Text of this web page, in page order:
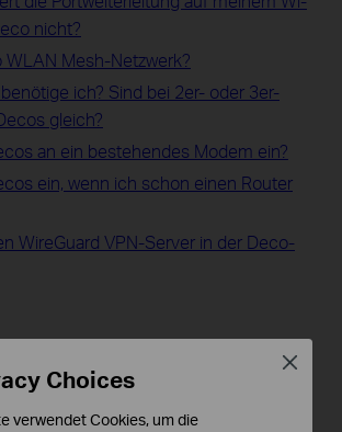
nicht?
Mesh-Netzwerk?
ich? Sind bei 2er- oder 3er-
gleich?
an ein bestehendes Modem ein?
ein, wenn ich schon einen Router
WireGuard VPN-Server in der Deco-
More
Comprehensive Entry-Level Mesh
Choices
verwendet Cookies, um die
Close